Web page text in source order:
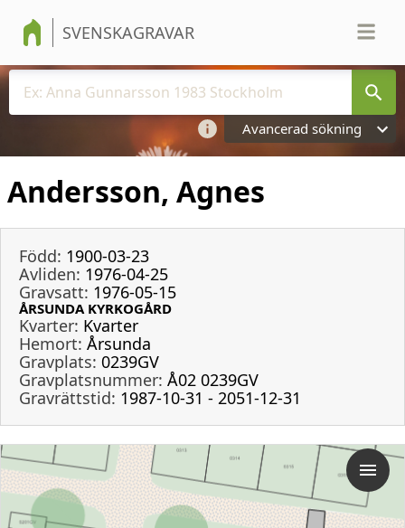
SVENSKAGRAVAR
Avancerad sökning
Andersson, Agnes
Född: 1900-03-23
Avliden: 1976-04-25
Gravsatt: 1976-05-15
ÅRSUNDA KYRKOGÅRD
Kvarter: Kvarter
Hemort: Årsunda
Gravplats: 0239GV
Gravplatsnummer: Å02 0239GV
Gravrättstid: 1987-10-31 - 2051-12-31